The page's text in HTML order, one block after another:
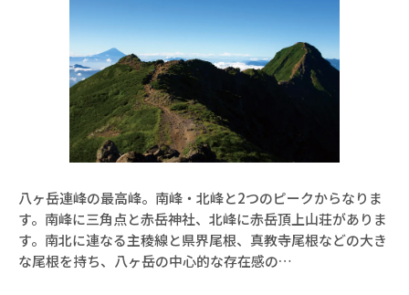
八ヶ岳連峰の最高峰。南峰・北峰と2つのピークからなりま
す。南峰に三角点と赤岳神社、北峰に赤岳頂上山荘がありま
す。南北に連なる主稜線と県界尾根、真教寺尾根などの大き
な尾根を持ち、八ヶ岳の中心的な存在感の…